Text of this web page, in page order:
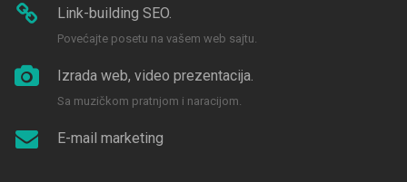
Link-building SEO.
Povećajte posetu na vašem web sajtu.
Izrada web, video prezentacija.
Sa muzičkom pratnjom i naracijom.
E-mail marketing